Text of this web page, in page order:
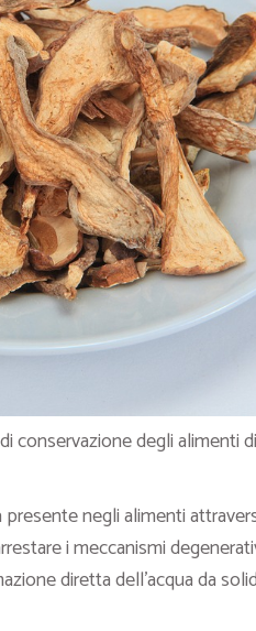
conservazione degli alimenti
negli alimenti
i meccanismi
diretta dell’acqua da